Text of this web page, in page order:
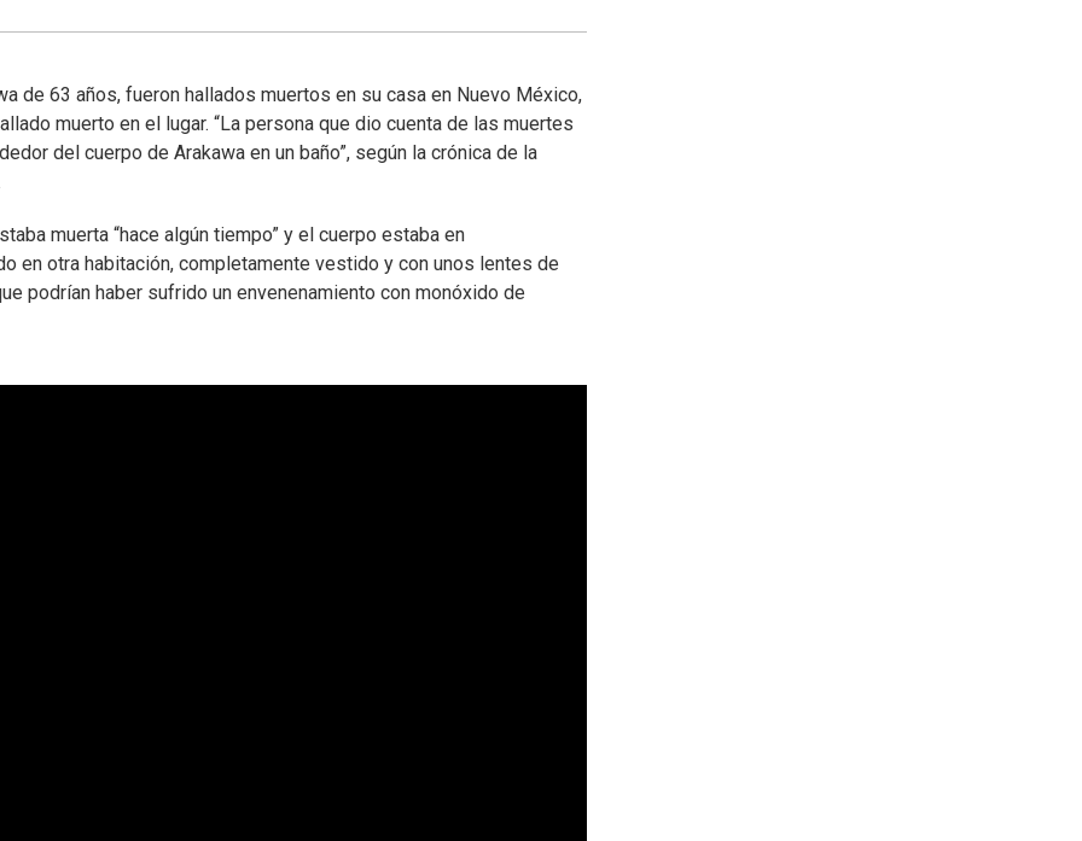
de 63 años, fueron hallados muertos en su casa en Nuevo México,
muerto en el lugar. “La persona que dio cuenta de las muertes
del cuerpo de Arakawa en un baño”, según la crónica de la
muerta “hace algún tiempo” y el cuerpo estaba en
en otra habitación, completamente vestido y con unos lentes de
podrían haber sufrido un envenenamiento con monóxido de